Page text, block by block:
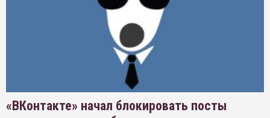
«ВКонтакте» начал блокировать посты